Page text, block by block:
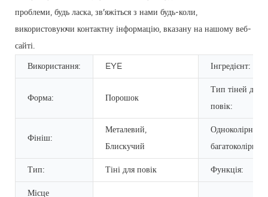
проблеми, будь ласка, зв'яжіться з нами будь-коли,
використовуючи контактну інформацію, вказану на нашому веб-
сайті.
Використання: EYE Інгредієнт:
Форма: Порошок
Тип тіней для
повік:
Фініш:
Металевий,
Блискучий
Одноколірний/
багатоколірний:
Тип: Тіні для повік Функція:
Місце